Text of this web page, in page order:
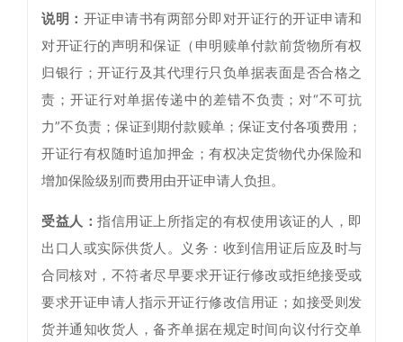
说明： 开证申请书有两部分即对开证行的开证申请和
对开证行的声明和保证（申明赎单付款前货物所有权
归银行；开证行及其代理行只负单据表面是否合格之
责；开证行对单据传递中的差错不负责；对“不可抗
力”不负责；保证到期付款赎单；保证支付各项费用；
开证行有权随时追加押金；有权决定货物代办保险和
增加保险级别而费用由开证申请人负担。
受益人： 指信用证上所指定的有权使用该证的人，即
出口人或实际供货人。义务：收到信用证后应及时与
合同核对，不符者尽早要求开证行修改或拒绝接受或
要求开证申请人指示开证行修改信用证；如接受则发
货并通知收货人，备齐单据在规定时间向议付行交单